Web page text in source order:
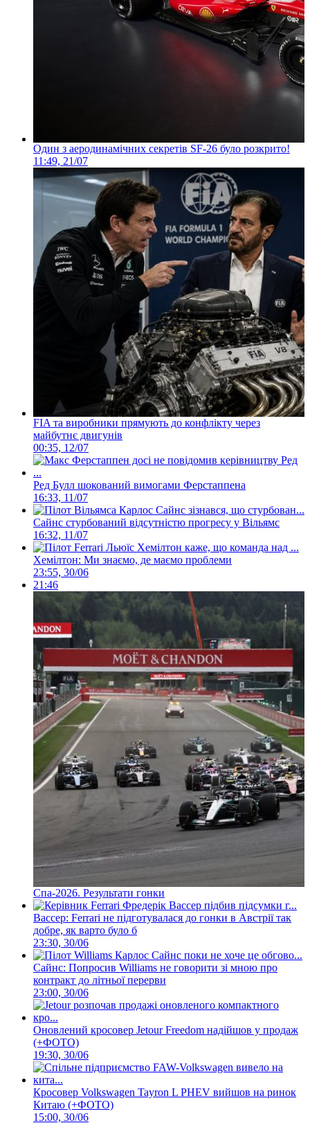
Один з аеродинамічних секретів SF-26 було розкрито!
11:49, 21/07
FIA та виробники прямують до конфлікту через
майбутнє двигунів
00:35, 12/07
Ред Булл шокований вимогами Ферстаппена
16:33, 11/07
Сайнс стурбований відсутністю прогресу у Вільямс
16:32, 11/07
Хемілтон: Ми знаємо, де маємо проблеми
23:55, 30/06
21:46
Спа-2026. Результати гонки
Вассер: Ferrari не підготувалася до гонки в Австрії так
добре, як варто було б
23:30, 30/06
Сайнс: Попросив Williams не говорити зі мною про
контракт до літньої перерви
23:00, 30/06
Оновлений кросовер Jetour Freedom надійшов у продаж
(+ФОТО)
19:30, 30/06
Кросовер Volkswagen Tayron L PHEV вийшов на ринок
Китаю (+ФОТО)
15:00, 30/06